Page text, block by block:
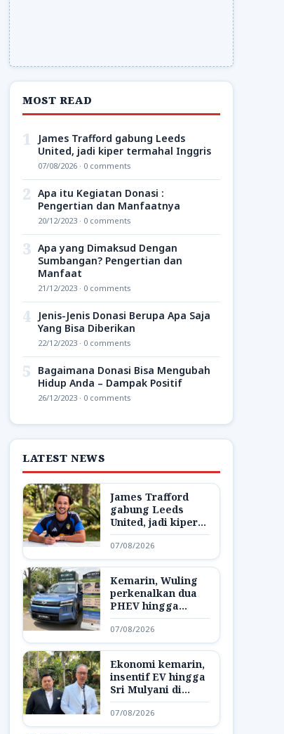
MOST READ
1
James Trafford gabung Leeds
United, jadi kiper termahal Inggris
07/08/2026 · 0 comments
2 Apa itu Kegiatan Donasi :
Pengertian dan Manfaatnya
20/12/2023 · 0 comments
3 Apa yang Dimaksud Dengan
Sumbangan? Pengertian dan
Manfaat
21/12/2023 · 0 comments
4
Jenis-Jenis Donasi Berupa Apa Saja
Yang Bisa Diberikan
22/12/2023 · 0 comments
5
Bagaimana Donasi Bisa Mengubah
Hidup Anda – Dampak Positif
26/12/2023 · 0 comments
LATEST NEWS
James Trafford
gabung Leeds
United, jadi kiper
termahal Inggris
07/08/2026
Kemarin, Wuling
perkenalkan dua
PHEV hingga
Starlink jadi opsel
di AS
07/08/2026
Ekonomi kemarin,
insentif EV hingga
Sri Mulyani di
Bank Dunia
07/08/2026